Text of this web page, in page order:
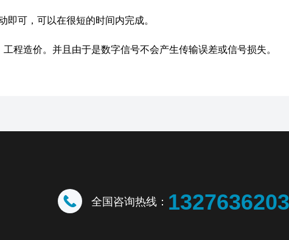
可，可以在很短的时间内完成。
程造价。并且由于是数字信号不会产生传输误差或信号损失。
全国咨询热线：